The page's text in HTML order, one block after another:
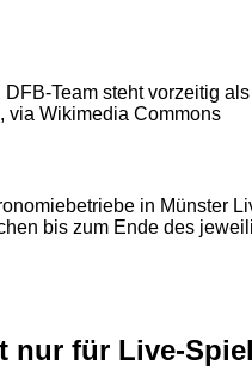
, via Wikimedia Commons
in Münster
bis zum Ende des
für Live-